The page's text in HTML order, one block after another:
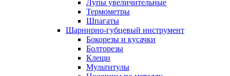
Лупы увеличительные
Термометры
Шпагаты
Шарнирно-губцевый инструмент
Бокорезы и кусачки
Болторезы
Клещи
Мультитулы